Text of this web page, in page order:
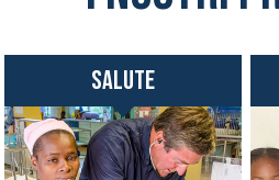
salute